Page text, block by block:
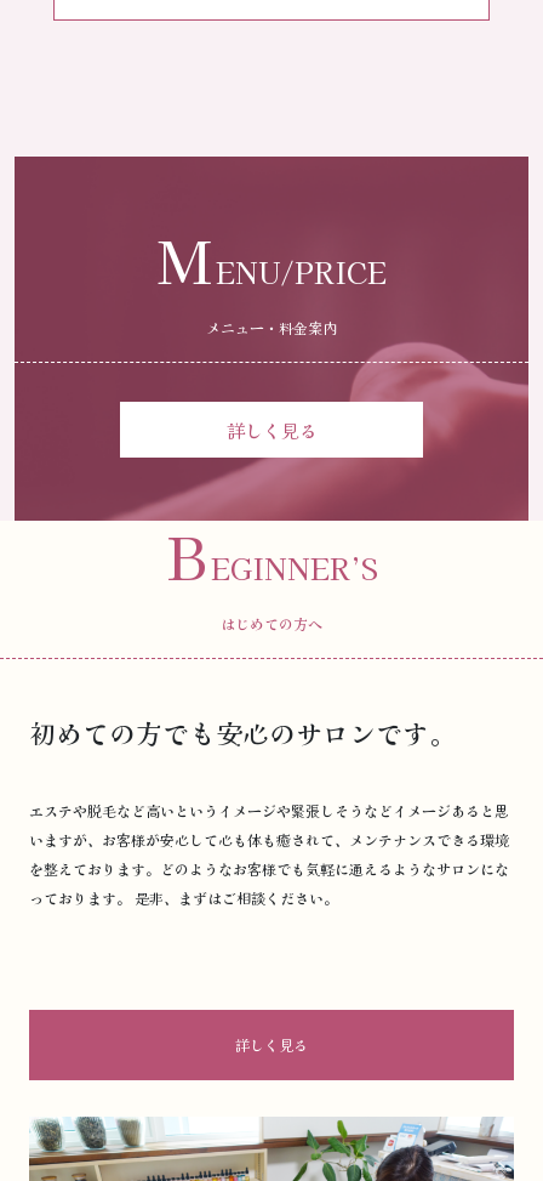
MENU/PRICE
メニュー・料金案内
詳しく見る
BEGINNER’S
はじめての方へ
初めての方でも安心のサロンです。
エステや脱毛など高いというイメージや緊張しそうなどイメージあると思
いますが、お客様が安心して心も体も癒されて、メンテナンスできる環境
を整えております。どのようなお客様でも気軽に通えるようなサロンにな
っております。 是非、まずはご相談ください。
詳しく見る